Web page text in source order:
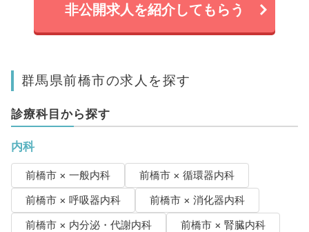
非公開求人を紹介してもらう
群馬県前橋市の求人を探す
診療科目から探す
内科
前橋市 × 一般内科
前橋市 × 循環器内科
前橋市 × 呼吸器内科
前橋市 × 消化器内科
前橋市 × 内分泌・代謝内科
前橋市 × 腎臓内科